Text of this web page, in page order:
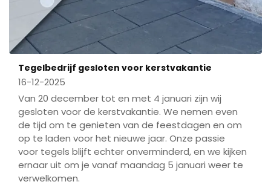
Tegelbedrijf gesloten voor kerstvakantie
16-12-2025
Van 20 december tot en met 4 januari zijn wij
gesloten voor de kerstvakantie. We nemen even
de tijd om te genieten van de feestdagen en om
op te laden voor het nieuwe jaar. Onze passie
voor tegels blijft echter onverminderd, en we kijken
ernaar uit om je vanaf maandag 5 januari weer te
verwelkomen.